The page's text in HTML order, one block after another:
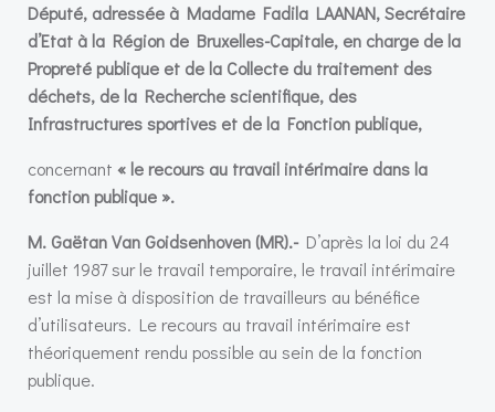
Député, adressée à Madame Fadila LAANAN, Secrétaire
d’Etat à la Région de Bruxelles-Capitale, en charge de la
Propreté publique et de la Collecte du traitement des
déchets, de la Recherche scientifique, des
Infrastructures sportives et de la Fonction publique,
concernant « le recours au travail intérimaire dans la
fonction publique ».
M. Gaëtan Van Goidsenhoven (MR).-D’après la loi du 24
juillet 1987 sur le travail temporaire, le travail intérimaire
est la mise à disposition de travailleurs au bénéfice
d’utilisateurs. Le recours au travail intérimaire est
théoriquement rendu possible au sein de la fonction
publique.